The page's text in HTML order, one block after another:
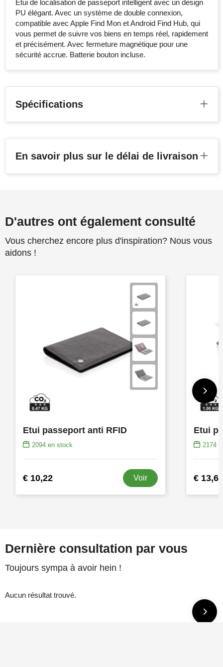
Étui de localisation de passeport intelligent avec un design
PU élégant. Avec un système de double connexion,
compatible avec Apple Find Mon et Android Find Hub, qui
vous permet de suivre vos biens en temps réel, rapidement
et précisément. Avec fermeture magnétique pour une
sécurité accrue. Batterie bouton incluse.
Spécifications
En savoir plus sur le délai de livraison
D'autres ont également consulté
Vous cherchez encore plus d'inspiration? Nous vous
aidons !
Etui passeport anti RFID
2094en stock
€ 10,22 Voir
Etui
2174
€ 13,64
Dernière consultation par vous
Toujours sympa à avoir hein !
Aucun résultat trouvé.